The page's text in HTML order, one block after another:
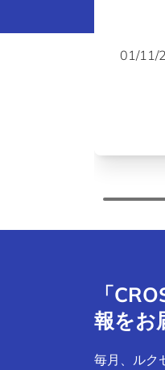
01/11/
「
報をお
毎月、ルク